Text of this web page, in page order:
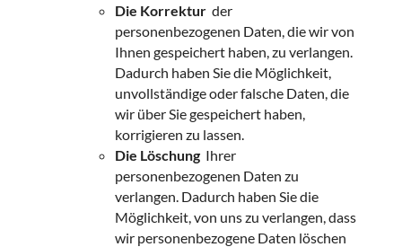
Die Korrektur der
personenbezogenen Daten, die wir von
Ihnen gespeichert haben, zu verlangen.
Dadurch haben Sie die Möglichkeit,
unvollständige oder falsche Daten, die
wir über Sie gespeichert haben,
korrigieren zu lassen.
Die Löschung Ihrer
personenbezogenen Daten zu
verlangen. Dadurch haben Sie die
Möglichkeit, von uns zu verlangen, dass
wir personenbezogene Daten löschen